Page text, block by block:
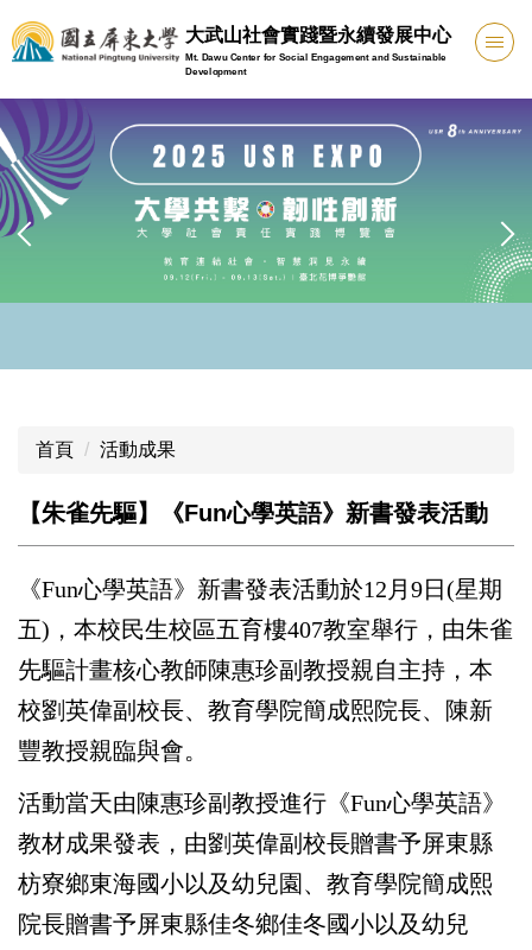
跳
到
要
內
容
區
大武山社會實踐暨永續發展中心
Mt. Dawu Center for Social Engagement and Sustainable
Development
首頁 活動成果
【朱雀先驅】《Fun心學英語》新書發表活動
《Fun心學英語》新書發表活動於12月9日(星期
五)，本校民生校區五育樓407教室舉行，由朱雀
先驅計畫核心教師陳惠珍副教授親自主持，本
校劉英偉副校長、教育學院簡成熙院長、陳新
豐教授親臨與會。
活動當天由陳惠珍副教授進行《Fun心學英語》
教材成果發表，由劉英偉副校長贈書予屏東縣
枋寮鄉東海國小以及幼兒園、教育學院簡成熙
院長贈書予屏東縣佳冬鄉佳冬國小以及幼兒